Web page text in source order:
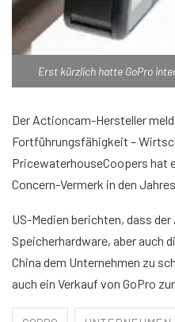
Erst kürzlich hatte GoPro
Der Actioncam-Hersteller
Fortführungsfähigkeit –
PricewaterhouseCoopers hat
Concern-Vermerk in den
US-Medien berichten, dass
Speicherhardware, aber auch
China dem Unternehmen zu
auch ein Verkauf von GoPro